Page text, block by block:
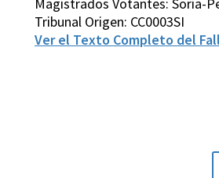
Magistrados Votantes: Soria-
Tribunal Origen: CC0003SI
Ver el Texto Completo del